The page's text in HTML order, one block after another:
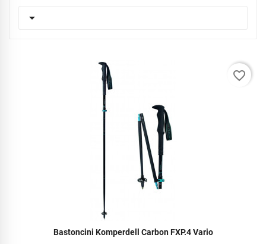

Bastoncini Komperdell Carbon FXP.4 Vario
favorite_border